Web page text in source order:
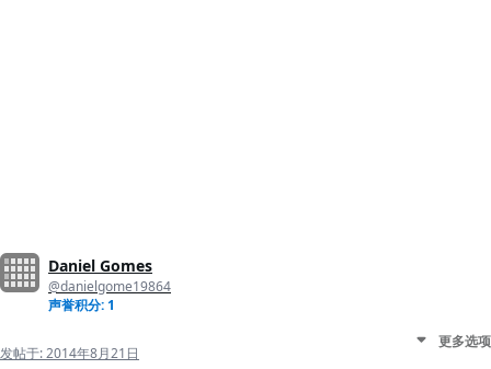
Daniel Gomes
@danielgome19864
声誉积分: 1
发帖于:2014年8月21日
更多选项